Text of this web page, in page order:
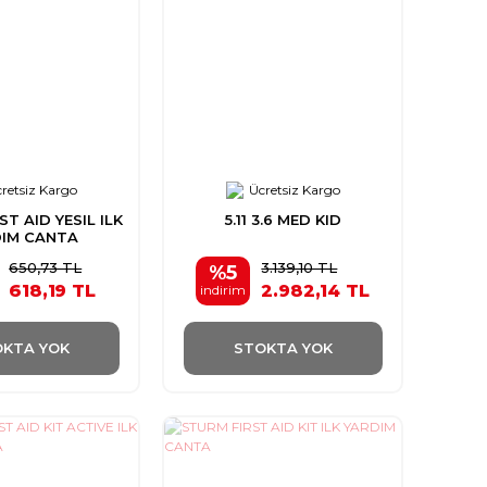
Kargo
AID YESIL ILK
CANTA
650,73 TL
618,19 TL
YOK
Ücretsiz Kargo
5.11 3.6 MED KID
%5
indirim
3.139,10 TL
2.982,14 TL
STOKTA YOK